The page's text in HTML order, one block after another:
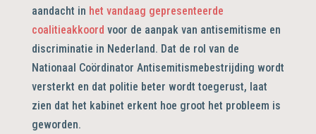
aandacht in het vandaag gepresenteerde
coalitieakkoord voor de aanpak van antisemitisme en
discriminatie in Nederland. Dat de rol van de
Nationaal Coördinator Antisemitismebestrijding wordt
versterkt en dat politie beter wordt toegerust, laat
zien dat het kabinet erkent hoe groot het probleem is
geworden.